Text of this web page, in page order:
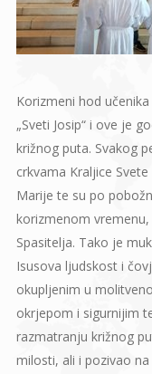
Korizmeni hod
„Sveti Josip“ i ove je
križnog puta. Svakog
crkvama Kraljice
Marije te su po
korizmenom
Spasitelja. Tako je
Isusova ljudskost i
okupljenim u
okrjepom i sigurnijim
razmatranju križnog
milosti, ali i pozivao